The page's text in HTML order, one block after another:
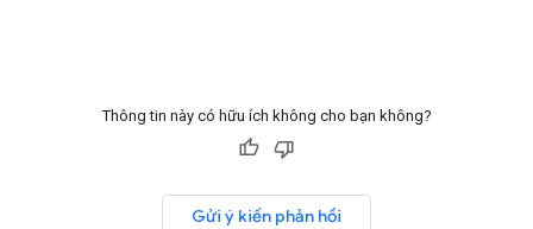
Thông tin này có hữu ích không cho bạn không?
Gửi ý kiến phản hồi